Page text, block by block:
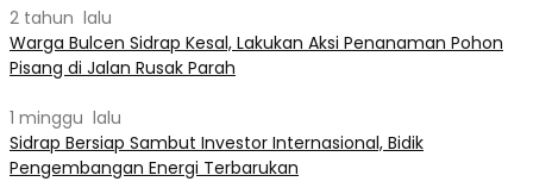
2 tahun lalu
Warga Bulcen Sidrap Kesal, Lakukan Aksi Penanaman Pohon
Pisang di Jalan Rusak Parah
1 minggu lalu
Sidrap Bersiap Sambut Investor Internasional, Bidik
Pengembangan Energi Terbarukan